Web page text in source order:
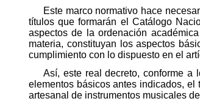
Este marco normativo hace
títulos que formarán el Catálogo
aspectos de la ordenación
materia, constituyan los aspectos
cumplimiento con lo dispuesto en el
Así, este real decreto, conforme
elementos básicos antes indicados,
artesanal de instrumentos musicales